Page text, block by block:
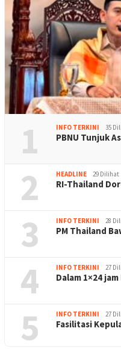
1 INFO TERKINI 35
PBNU Tunjuk
2 HEADLINE 29 Dilihat
RI-Thailand
3 INFO TERKINI 28
PM Thailand
4 INFO TERKINI 27
Dalam 1×24
5 INFO TERKINI 27
Fasilitasi